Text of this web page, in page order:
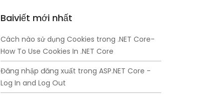
Baiviết mới nhất
Cách nào sử dụng Cookies trong .NET Core-
How To Use Cookies In .NET Core
Đăng nhập đăng xuất trong ASP.NET Core -
Log In and Log Out